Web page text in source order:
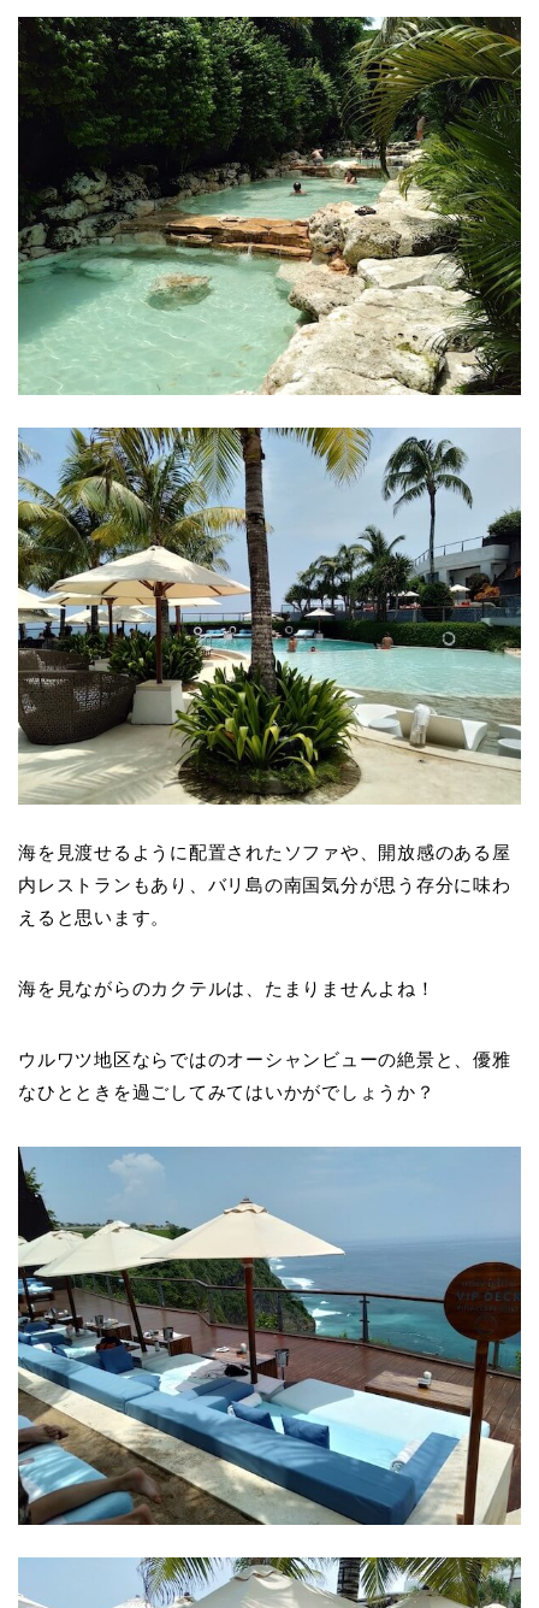
海を見渡せるように配置されたソファや、開放感のある屋
内レストランもあり、バリ島の南国気分が思う存分に味わ
えると思います。
海を見ながらのカクテルは、たまりませんよね！
ウルワツ地区ならではのオーシャンビューの絶景と、優雅
なひとときを過ごしてみてはいかがでしょうか？